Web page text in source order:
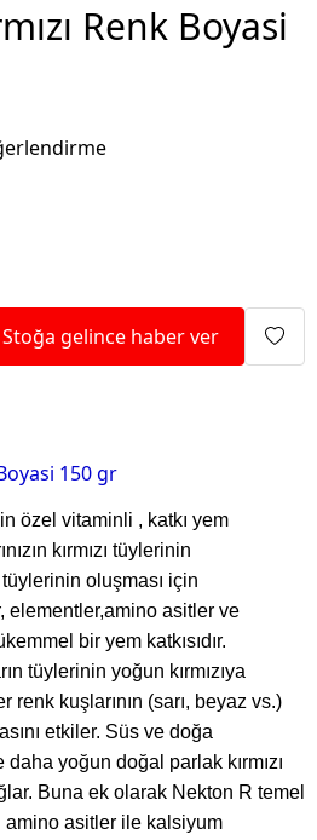
Renk Boyasi
Stoğa gelince haber ver
150 gr
özel vitaminli , katkı yem
kırmızı tüylerinin
tüylerinin oluşması için
elementler,amino asitler ve
bir yem katkısıdır.
tüylerinin yoğun kırmızıya
renk kuşlarının (sarı, beyaz vs.)
etkiler. Süs ve doğa
daha yoğun doğal parlak kırmızı
Buna ek olarak Nekton R temel
asitler ile kalsiyum